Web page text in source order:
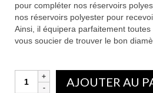
pour compléter nos réservoirs
nos réservoirs polyester pour
Ainsi, il équipera parfaitement
vous soucier de trouver le bon
Quantité AJOUTER AU